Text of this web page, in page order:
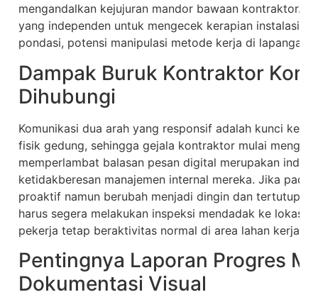
mengandalkan kejujuran mandor bawaan kontraktor.
yang independen untuk mengecek kerapian instalasi
pondasi, potensi manipulasi metode kerja di lapangan
Dampak Buruk Kontraktor
Dihubungi
Komunikasi dua arah yang responsif adalah kunci
fisik gedung, sehingga gejala kontraktor mulai
memperlambat balasan pesan digital merupakan
ketidakberesan manajemen internal mereka. Jika
proaktif namun berubah menjadi dingin dan tertutup
harus segera melakukan inspeksi mendadak ke lokasi
pekerja tetap beraktivitas normal di area lahan kerja.
Pentingnya Laporan Progres
Dokumentasi Visual